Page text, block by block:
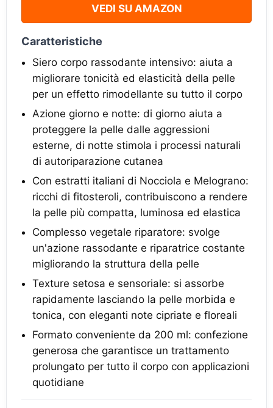
VEDI SU AMAZON
Caratteristiche
Siero corpo rassodante intensivo: aiuta a
migliorare tonicità ed elasticità della pelle
per un effetto rimodellante su tutto il corpo
Azione giorno e notte: di giorno aiuta a
proteggere la pelle dalle aggressioni
esterne, di notte stimola i processi naturali
di autoriparazione cutanea
Con estratti italiani di Nocciola e Melograno:
ricchi di fitosteroli, contribuiscono a rendere
la pelle più compatta, luminosa ed elastica
Complesso vegetale riparatore: svolge
un'azione rassodante e riparatrice costante
migliorando la struttura della pelle
Texture setosa e sensoriale: si assorbe
rapidamente lasciando la pelle morbida e
tonica, con eleganti note cipriate e floreali
Formato conveniente da 200 ml: confezione
generosa che garantisce un trattamento
prolungato per tutto il corpo con applicazioni
quotidiane